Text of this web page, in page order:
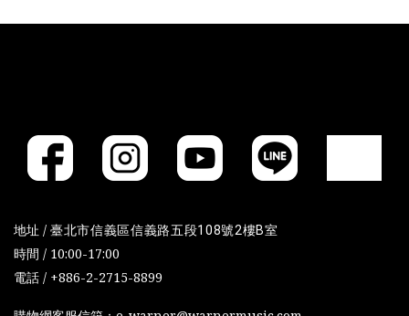
地址 / 臺北市信義區信義路五段108號2樓B室
時間 / 10:00-17:00
電話 / +886-2-2715-8899